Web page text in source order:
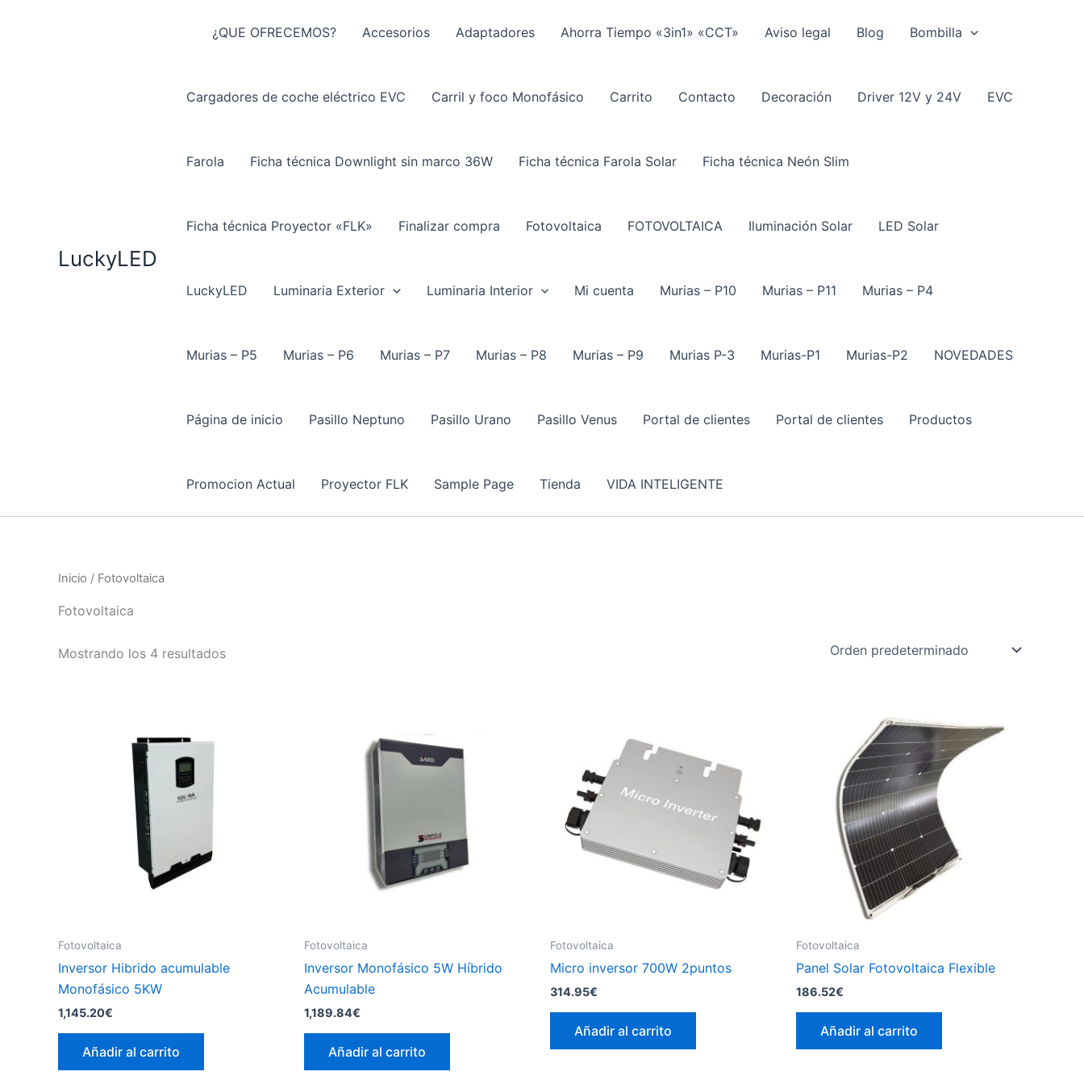
LuckyLED
¿QUE OFRECEMOS? Accesorios Adaptadores Ahorra Tiempo «3in1» «CCT» Aviso legal Blog Bombilla
Cargadores de coche eléctrico EVC Carril y foco Monofásico Carrito Contacto Decoración Driver 12V y 24V EVC
Farola Ficha técnica Downlight sin marco 36W Ficha técnica Farola Solar Ficha técnica Neón Slim
Ficha técnica Proyector «FLK» Finalizar compra Fotovoltaica FOTOVOLTAICA Iluminación Solar LED Solar
LuckyLED Luminaria Exterior Luminaria Interior Mi cuenta Murias – P10 Murias – P11 Murias – P4
Murias – P5 Murias – P6 Murias – P7 Murias – P8 Murias – P9 Murias P-3 Murias-P1 Murias-P2 NOVEDADES
Página de inicio Pasillo Neptuno Pasillo Urano Pasillo Venus Portal de clientes Portal de clientes Productos
Promocion Actual Proyector FLK Sample Page Tienda VIDA INTELIGENTE
Inicio / Fotovoltaica
Fotovoltaica
Mostrando los 4 resultados
Fotovoltaica
Inversor Hibrido acumulable
Monofásico 5KW
1,145.20€
Añadir al carrito
Fotovoltaica
Inversor Monofásico 5W Híbrido
Acumulable
1,189.84€
Añadir al carrito
Fotovoltaica
Micro inversor 700W 2puntos
314.95€
Añadir al carrito
Fotovoltaica
Panel Solar Fotovoltaica Flexible
186.52€
Añadir al carrito